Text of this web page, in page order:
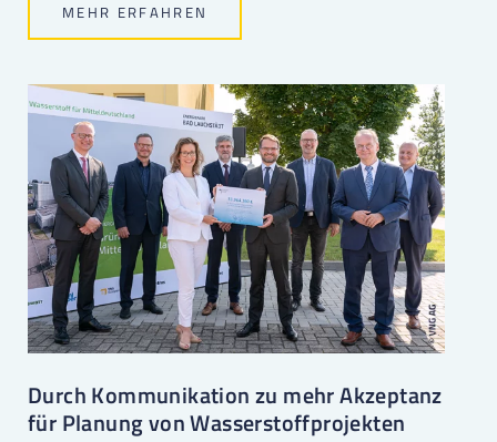
MEHR ERFAHREN
Durch Kommunikation zu mehr Akzeptanz
für Planung von Wasserstoffprojekten